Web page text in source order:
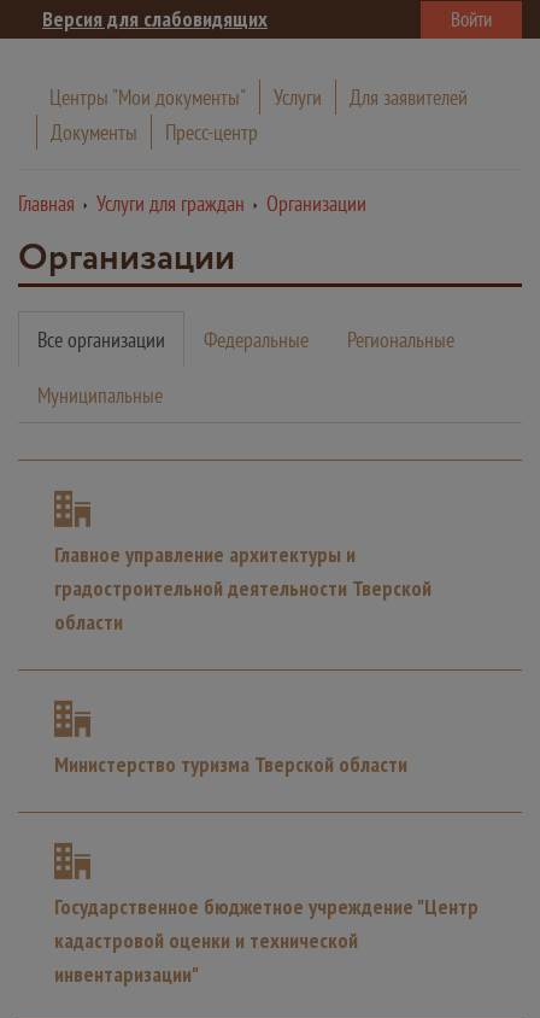
Версия для слабовидящих Войти
Центры "Мои документы" Услуги
Для заявителей
Документы
Пресс-центр
Главная Услуги для граждан Организации
Организации
Все организации Федеральные
Региональные
Муниципальные
Главное управление архитектуры и
градостроительной деятельности Тверской
области
Министерство туризма Тверской области
Государственное бюджетное учреждение "Центр
кадастровой оценки и технической
инвентаризации"